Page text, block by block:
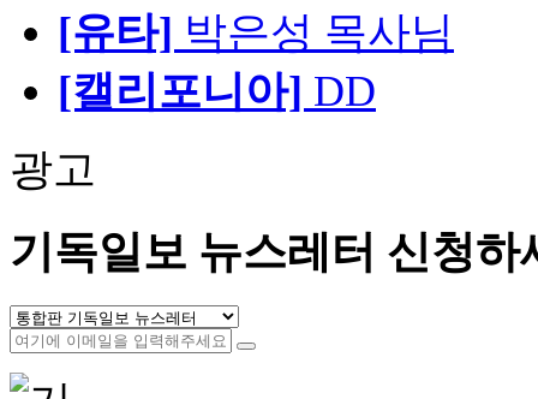
[유타] 박은성 목사님
[캘리포니아] DD
광고
기독일보 뉴스레터 신청하